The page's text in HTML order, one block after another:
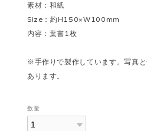
素材：和紙
Size：約H150×W100mm
内容：葉書1枚
※手作りで製作しています。写真
あります。
数量